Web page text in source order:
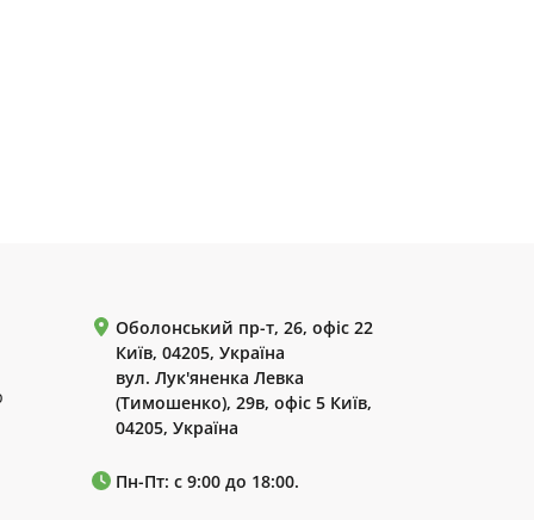
Оболонський пр-т, 26, офіс 22
Київ, 04205, Україна
вул. Лук'яненка Левка
(Тимошенко), 29в, офіс 5 Київ,
04205, Україна
Пн-Пт: с 9:00 до 18:00.